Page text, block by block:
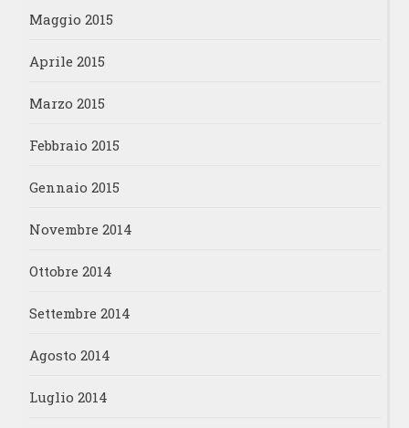
Maggio 2015
Aprile 2015
Marzo 2015
Febbraio 2015
Gennaio 2015
Novembre 2014
Ottobre 2014
Settembre 2014
Agosto 2014
Luglio 2014